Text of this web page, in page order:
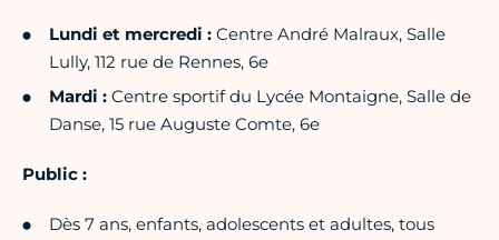
Lundi et mercredi : Centre André Malraux, Salle
Lully, 112 rue de Rennes, 6e
Mardi : Centre sportif du Lycée Montaigne, Salle de
Danse, 15 rue Auguste Comte, 6e
Public :
Dès 7 ans, enfants, adolescents et adultes, tous